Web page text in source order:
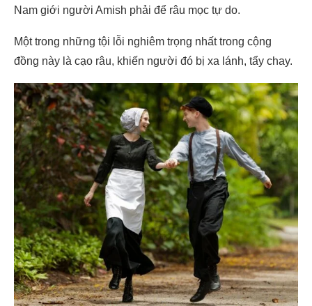
Nam giới người Amish phải để râu mọc tự do.
Một trong những tội lỗi nghiêm trọng nhất trong cộng
đồng này là cạo râu, khiến người đó bị xa lánh, tẩy chay.